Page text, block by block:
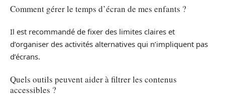
Comment gérer le temps d’écran de mes enfants ?
Il est recommandé de fixer des limites claires et
d’organiser des activités alternatives qui n’impliquent pas
d’écrans.
Quels outils peuvent aider à filtrer les contenus
accessibles ?